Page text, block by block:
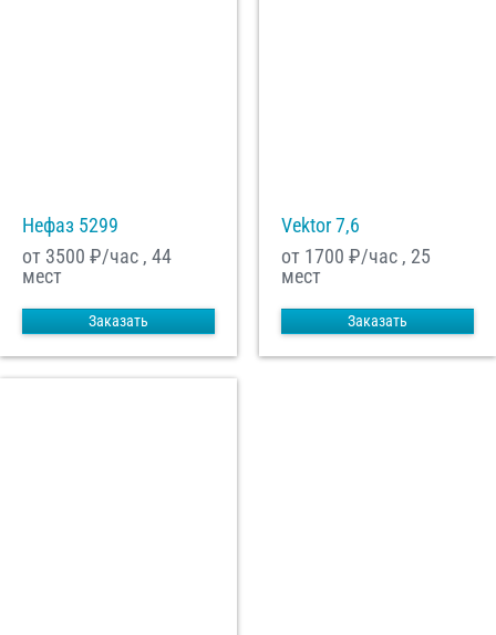
Нефаз 5299
от 3500 ₽/час , 44
мест
Заказать
Vektor 7,6
от 1700 ₽/час , 25
мест
Заказать